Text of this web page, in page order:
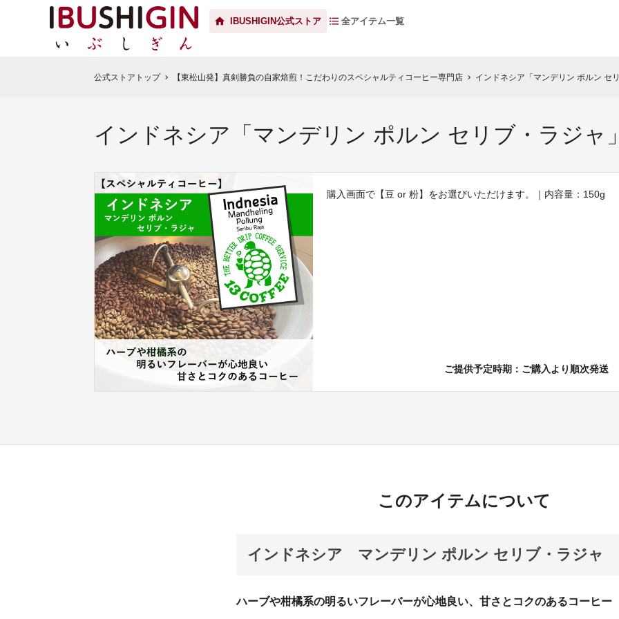
IBUSHIGIN公式ストア 全アイテム一覧
公式ストアトップ chevron_right 【東松山発】真剣勝負の自家焙煎！こだわりのスペシャルティコーヒー専門店 chevron_right インドネシア「マンデリン ポルン セ
インドネシア「マンデリン ポルン セリブ・ラジャ
購入画面で【豆 or 粉】をお選びいただけます。｜内容量：150g
ご提供予定時期：ご購入より順次発送
このアイテムについて
インドネシア マンデリン ポルン セリブ・ラジャ
ハーブや柑橘系の明るいフレーバーが心地良い、甘さとコクのあるコーヒー